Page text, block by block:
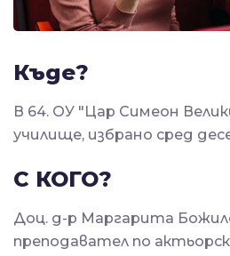
Къде?
В 64. ОУ "Цар Симеон
училище, избрано сред
С КОГО?
Доц. д-р Маргарита
преподавател по